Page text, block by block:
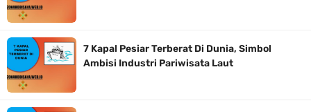
7 Kapal Pesiar Terberat Di Dunia, Simbol
Ambisi Industri Pariwisata Laut